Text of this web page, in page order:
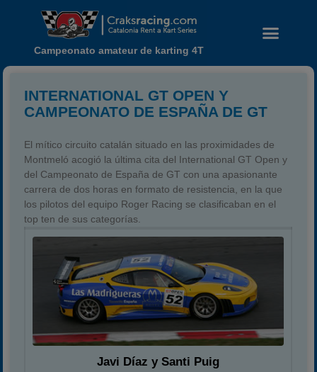
Calendario
Temporada 2026
Carreras finalizadas
Campeonato
Campeonato amateur de karting 4T
INTERNATIONAL GT OPEN Y
CAMPEONATO DE ESPAÑA DE GT
El mítico circuito catalán situado en las proximidades de
Montmeló acogió la última cita del International GT Open y
del Campeonato de España de GT con una apasionante
carrera de dos horas en formato de resistencia, en la que
los pilotos del equipo Roger Racing se clasificaban en el
top ten de sus categorías.
Javi Díaz y Santi Puig